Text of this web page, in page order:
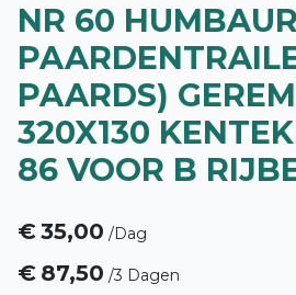
NR 60 HUMBAUR
PAARDS)
320X130
86 VOOR B
€35,00 /Dag
€ 87,50 /3 Dagen